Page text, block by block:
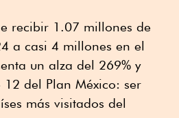
recibir 1.07 millones de
a casi 4 millones en el
un alza del 269% y
del Plan México: ser
más visitados del